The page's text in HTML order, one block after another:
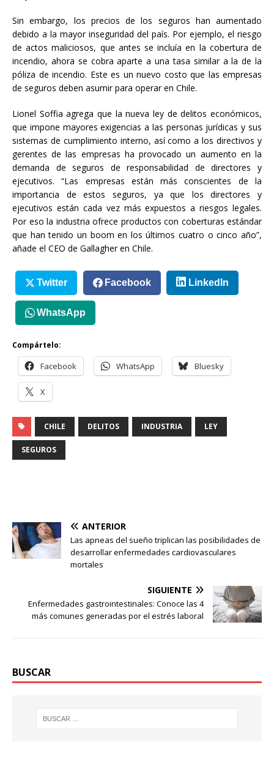
Sin embargo, los precios de los seguros han aumentado
debido a la mayor inseguridad del país. Por ejemplo, el riesgo
de actos maliciosos, que antes se incluía en la cobertura de
incendio, ahora se cobra aparte a una tasa similar a la de la
póliza de incendio. Este es un nuevo costo que las empresas
de seguros deben asumir para operar en Chile.
Lionel Soffia agrega que la nueva ley de delitos económicos,
que impone mayores exigencias a las personas jurídicas y sus
sistemas de cumplimiento interno, así como a los directivos y
gerentes de las empresas ha provocado un aumento en la
demanda de seguros de responsabilidad de directores y
ejecutivos. “Las empresas están más conscientes de la
importancia de estos seguros, ya que los directores y
ejecutivos están cada vez más expuestos a riesgos legales.
Por eso la industria ofrece productos con coberturas estándar
que han tenido un boom en los últimos cuatro o cinco año”,
añade el CEO de Gallagher en Chile.
Twitter Facebook LinkedIn
WhatsApp
Compártelo:
Facebook WhatsApp Bluesky
X
CHILE DELITOS INDUSTRIA LEY
SEGUROS
ANTERIOR
Las apneas del sueño triplican las posibilidades de
desarrollar enfermedades cardiovasculares
mortales
SIGUIENTE
Enfermedades gastrointestinales: Conoce las 4
más comunes generadas por el estrés laboral
BUSCAR